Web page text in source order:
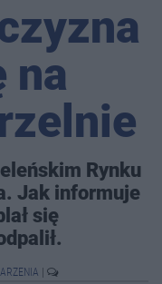
na
Rynku
Jak informuje
się